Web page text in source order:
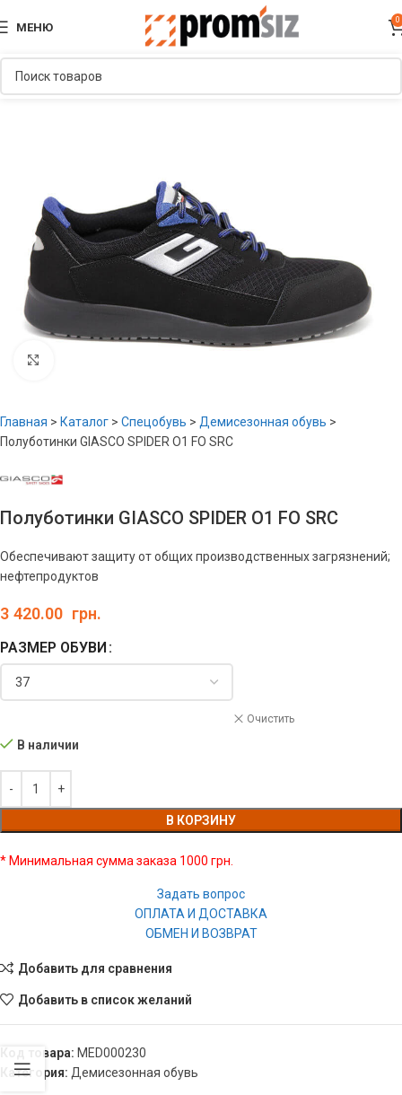
МЕНЮ
0
Главная > Каталог > Спецобувь > Демисезонная обувь >
Полуботинки GIASCO SPIDER O1 FO SRC
Полуботинки GIASCO SPIDER O1 FO SRC
Обеспечивают защиту от общих производственных загрязнений;
нефтепродуктов
3 420.00 грн.
РАЗМЕР ОБУВИ
Очистить
В наличии
В КОРЗИНУ
* Минимальная сумма заказа 1000 грн.
Задать вопрос
ОПЛАТА И ДОСТАВКА
ОБМЕН И ВОЗВРАТ
Добавить для сравнения
Добавить в список желаний
Код товара: MED000230
Категория: Демисезонная обувь